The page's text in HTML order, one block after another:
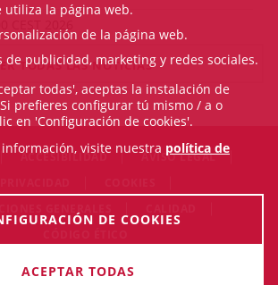
TODAS LAS NOTICIAS
ACCESIBILIDAD
AVISO LEGAL
GENERALES
21:43:35 CEST 2026 Il·lustre Col·legi de
utiliza la página web.
de la página web.
de publicidad, marketing y redes sociales.
todas', aceptas la instalación de
prefieres configurar tú mismo / a o
en 'Configuración de cookies'.
visite nuestra política de
DE COOKIES
ACEPTAR TODAS